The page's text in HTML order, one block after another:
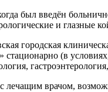
был введён
и глазные
городская
(в
лечащим врачом,